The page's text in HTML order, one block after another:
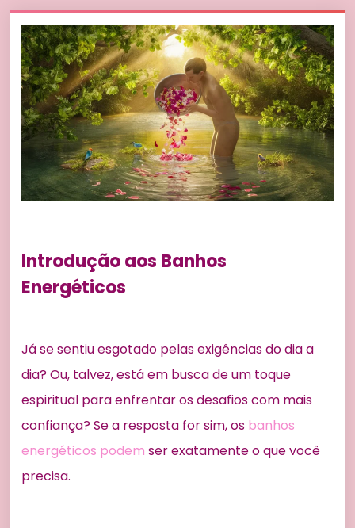
Introdução aos Banhos
Energéticos
Já se sentiu esgotado pelas exigências do dia a
dia? Ou, talvez, está em busca de um toque
espiritual para enfrentar os desafios com mais
confiança? Se a resposta for sim, os banhos
energéticos podem ser exatamente o que você
precisa.